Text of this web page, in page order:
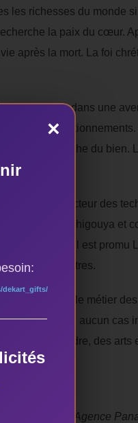
les richesses du monde si
la paix du cœur.
après la mort. La foi
le transporter dans une
de
à la recherche du bien.
instructeur des
de Ouahigouya et
Depuis peu, il est promu
pour les lettres.
rappeler que le métier
ne saurait en aucun cas
de l’ordre, des arts
par l’Agence
×
dekart_gifts/